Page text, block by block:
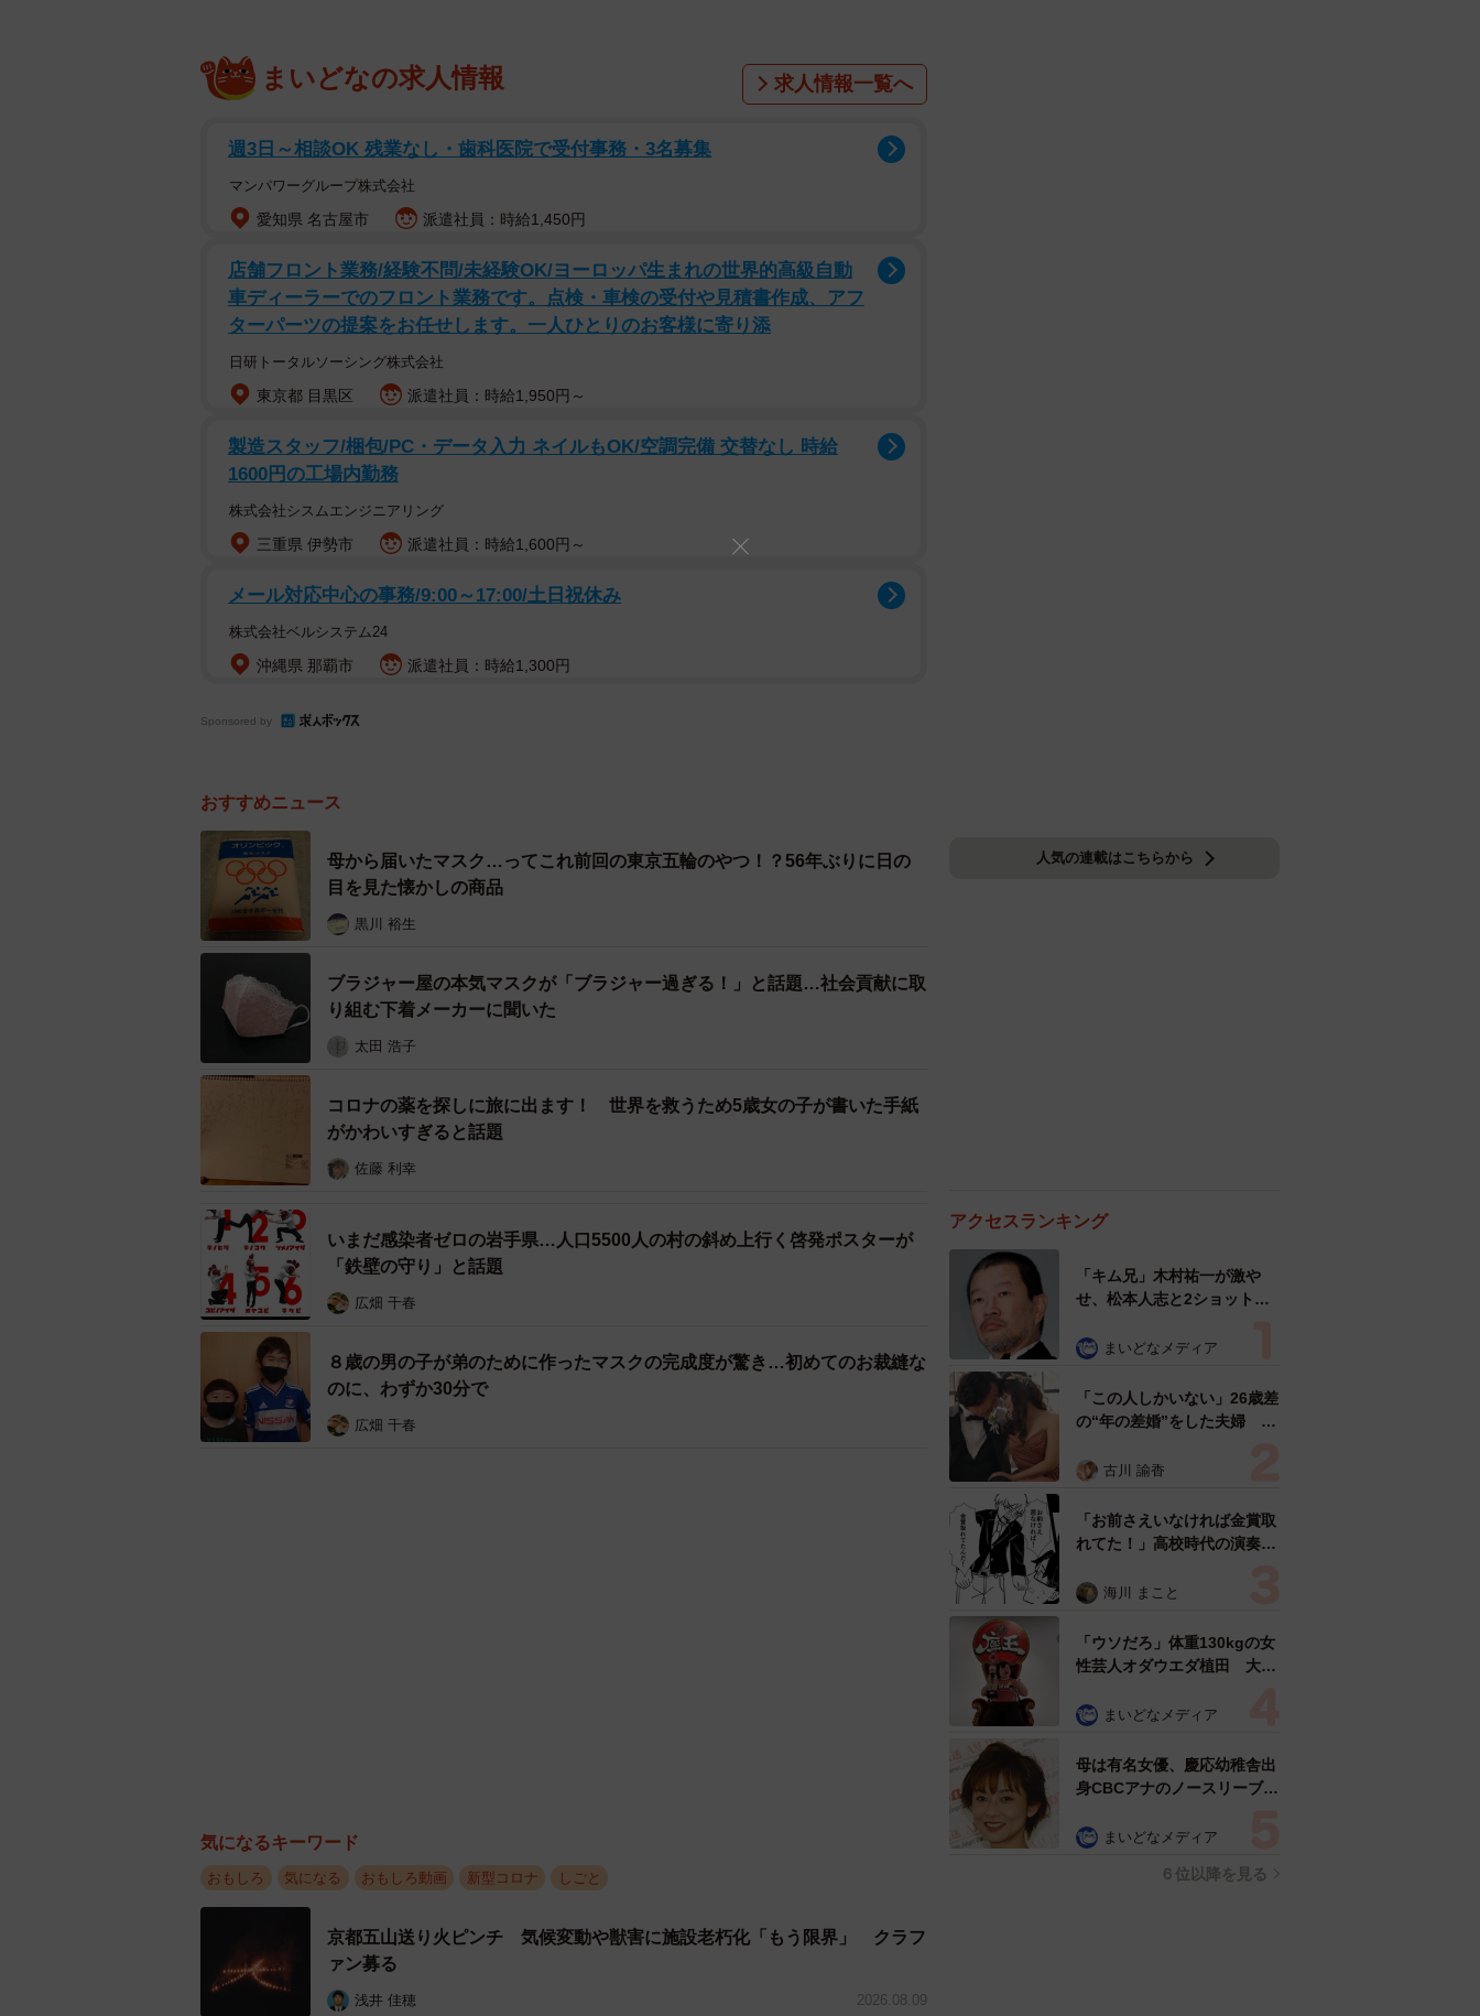
まいどなの求人情報 求人情報一覧へ
週3日～相談OK 残業なし・歯科医院で受付事務・3名募集
マンパワーグループ株式会社
愛知県 名古屋市 派遣社員：時給1,450円
店舗フロント業務/経験不問/未経験OK/ヨーロッパ生まれの世界的高級自動
車ディーラーでのフロント業務です。点検・車検の受付や見積書作成、アフ
ターパーツの提案をお任せします。一人ひとりのお客様に寄り添
日研トータルソーシング株式会社
東京都 目黒区 派遣社員：時給1,950円～
製造スタッフ/梱包/PC・データ入力 ネイルもOK/空調完備 交替なし 時給
1600円の工場内勤務
株式会社シスムエンジニアリング
三重県 伊勢市 派遣社員：時給1,600円～
メール対応中心の事務/9:00～17:00/土日祝休み
株式会社ベルシステム24
沖縄県 那覇市 派遣社員：時給1,300円
Sponsored by
おすすめニュース
母から届いたマスク…ってこれ前回の東京五輪のやつ！？56年ぶりに日の
目を見た懐かしの商品
黒川 裕生
ブラジャー屋の本気マスクが「ブラジャー過ぎる！」と話題…社会貢献に取
り組む下着メーカーに聞いた
太田 浩子
コロナの薬を探しに旅に出ます！ 世界を救うため5歳女の子が書いた手紙
がかわいすぎると話題
佐藤 利幸
いまだ感染者ゼロの岩手県…人口5500人の村の斜め上行く啓発ポスターが
「鉄壁の守り」と話題
広畑 千春
８歳の男の子が弟のために作ったマスクの完成度が驚き…初めてのお裁縫な
のに、わずか30分で
広畑 千春
気になるキーワード
おもしろ 気になる おもしろ動画 新型コロナ しごと
京都五山送り火ピンチ 気候変動や獣害に施設老朽化「もう限界」 クラフ
ァン募る
浅井 佳穂 2026.08.09
人気の連載はこちらから
アクセスランキング
「キム兄」木村祐一が激や
せ、松本人志と2ショット
「テキヤの兄さん」
まいどなメディア
「この人しかいない」26歳差
の“年の差婚”をした夫婦 出
た？ 今の思いを聞いた
古川 諭香
「お前さえいなければ金賞取
れてた！」高校時代の演奏会
生は楽器修理職人に 10年後
ぬ申し出【漫画】
海川 まこと
「ウソだろ」体重130kgの女
性芸人オダウエダ植田 大学
で」 まいどなメディア
母は有名女優、慶応幼稚舎出
身CBCアナのノースリーブ姿
る」「天使の笑顔」
まいどなメディア
６位以降を見る